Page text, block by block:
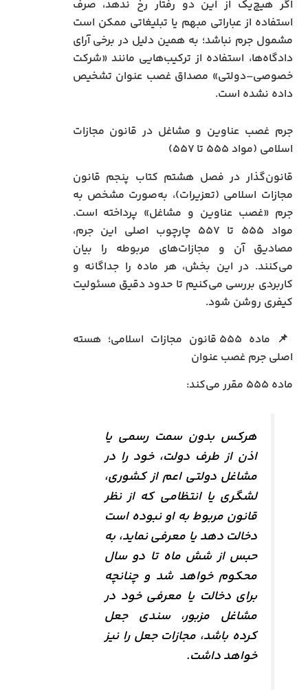
اگر هیچ‌یک از این دو رفتار رخ ندهد، صرف
استفاده از عباراتی مبهم یا تبلیغاتی ممکن است
مشمول جرم نباشد؛ به همین دلیل در برخی آرای
دادگاه‌ها، استفاده از ترکیب‌هایی مانند «شرکت
خصوصی–دولتی» مصداق غصب عنوان تشخیص
داده نشده است.
جرم غصب عناوین و مشاغل در قانون مجازات
اسلامی (مواد ۵۵۵ تا ۵۵۷)
قانون‌گذار در فصل هشتم کتاب پنجم قانون
مجازات اسلامی (تعزیرات)، به‌صورت مشخص به
جرم «غصب عناوین و مشاغل» پرداخته است.
مواد ۵۵۵ تا ۵۵۷ چارچوب اصلی این جرم،
مصادیق آن و مجازات‌های مربوطه را بیان
می‌کنند. در این بخش، هر ماده را جداگانه و
کاربردی بررسی می‌کنیم تا حدود دقیق مسئولیت
کیفری روشن شود.
📌 ماده ۵۵۵ قانون مجازات اسلامی؛ هسته
اصلی جرم غصب عنوان
ماده ۵۵۵ مقرر می‌کند:
هرکس بدون سمت رسمی یا
اذن از طرف دولت، خود را در
مشاغل دولتی اعم از کشوری،
لشگری یا انتظامی که از نظر
قانون مربوط به او نبوده است
دخالت دهد یا معرفی نماید، به
حبس از شش ماه تا دو سال
محکوم خواهد شد و چنانچه
برای دخالت یا معرفی خود در
مشاغل مزبور، سندی جعل
کرده باشد، مجازات جعل را نیز
خواهد داشت.